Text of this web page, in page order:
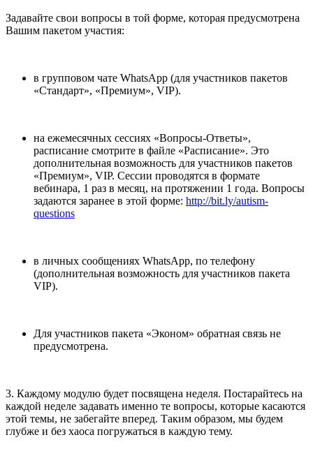
Задавайте свои вопросы в той форме, которая предусмотрена
Вашим пакетом участия:
в групповом чате WhatsApp (для участников пакетов
«Стандарт», «Премиум», VIP).
на ежемесячных сессиях «Вопросы-Ответы»,
расписание смотрите в файле «Расписание». Это
дополнительная возможность для участников пакетов
«Премиум», VIP. Сессии проводятся в формате
вебинара, 1 раз в месяц, на протяжении 1 года. Вопросы
задаются заранее в этой форме: http://bit.ly/autism-
questions
в личных сообщениях WhatsApp, по телефону
(дополнительная возможность для участников пакета
VIP).
Для участников пакета «Эконом» обратная связь не
предусмотрена.
3. Каждому модулю будет посвящена неделя. Постарайтесь на
каждой неделе задавать именно те вопросы, которые касаются
этой темы, не забегайте вперед. Таким образом, мы будем
глубже и без хаоса погружаться в каждую тему.